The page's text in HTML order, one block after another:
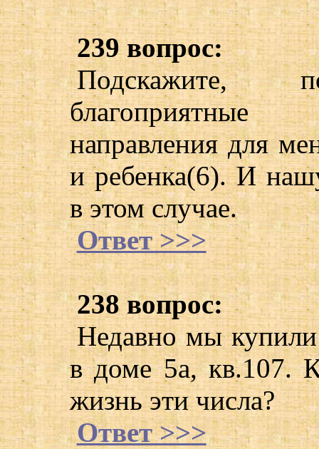
239 вопрос:
Подскажите,
направления для
и ребенка(6). И
в этом случае.
Ответ >>>
238 вопрос:
Недавно мы
в доме 5а, кв.107.
жизнь эти числа?
Ответ >>>